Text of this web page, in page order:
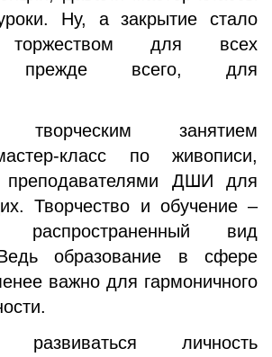
Ну, а закрытие стало
торжеством для всех
прежде всего, для
творческим занятием
класс по живописи,
преподавателями ДШИ для
Творчество и обучение –
вид
Ведь образование в сфере
важно для гармоничного
развиваться личность